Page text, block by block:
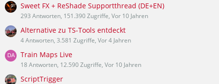
Sweet FX + ReShade Supportthread (DE+EN)
293 Antworten, 151.390 Zugriffe, Vor 10 Jahren
Alternative zu TS-Tools entdeckt
4 Antworten, 3.581 Zugriffe, Vor 4 Jahren
Train Maps Live
18 Antworten, 12.590 Zugriffe, Vor 10 Jahren
ScriptTrigger